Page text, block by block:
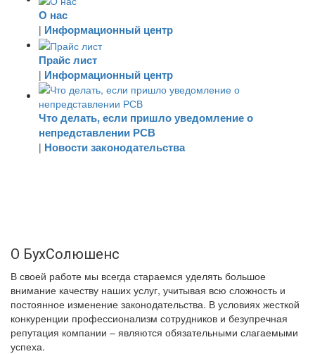
О нас
| Информационный центр
Прайс лист
| Информационный центр
Что делать, если пришло уведомление о
непредставлении РСВ
| Новости законодательства
О БухСолюшенс
В своей работе мы всегда стараемся уделять большое
внимание качеству наших услуг, учитывая всю сложность и
постоянное изменение законодательства. В условиях жесткой
конкуренции профессионализм сотрудников и безупречная
репутация компании – являются обязательными слагаемыми
успеха.